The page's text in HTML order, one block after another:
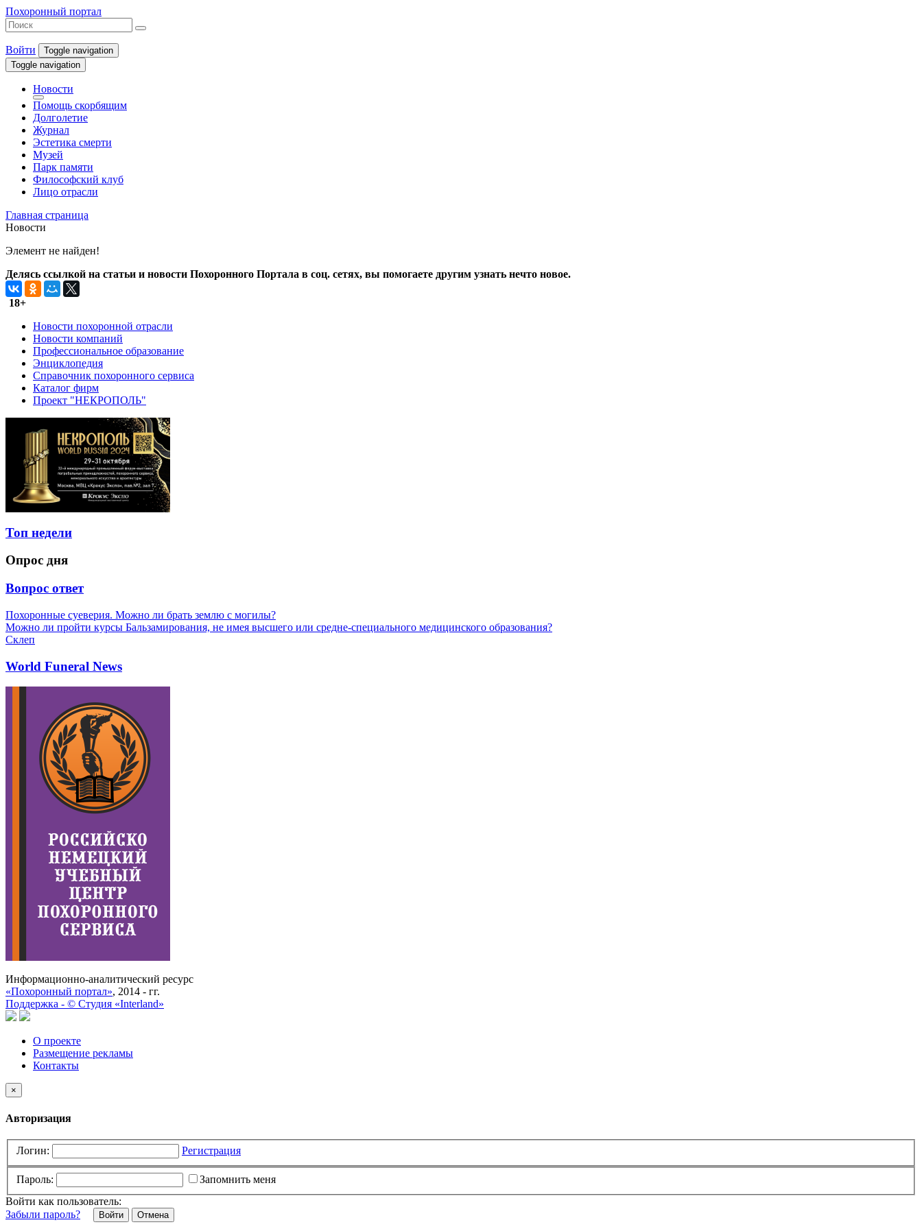
Похоронный портал
Войти
Toggle navigation
Toggle navigation
Новости
Помощь скорбящим
Долголетие
Журнал
Эстетика смерти
Музей
Парк памяти
Философский клуб
Лицо отрасли
Главная страница
Новости
Элемент не найден!
Делясь ссылкой на статьи и новости Похоронного Портала в соц. сетях, вы помогаете другим узнать нечто новое.
18+
Новости похоронной отрасли
Новости компаний
Профессиональное образование
Энциклопедия
Справочник похоронного сервиса
Каталог фирм
Проект "НЕКРОПОЛЬ"
Топ недели
Опрос дня
Вопрос ответ
Похоронные суеверия. Можно ли брать землю с могилы?
Можно ли пройти курсы Бальзамирования, не имея высшего или средне-специального медицинского образования?
Склеп
World Funeral News
Информационно-аналитический ресурс
«Похоронный портал», 2014 - гг.
Поддержка - © Cтудия «Interland»
О проекте
Размещение рекламы
Контакты
×
Авторизация
Логин: Регистрация
Пароль:
Запомнить меня
Войти как пользователь:
Забыли пароль?
Отмена